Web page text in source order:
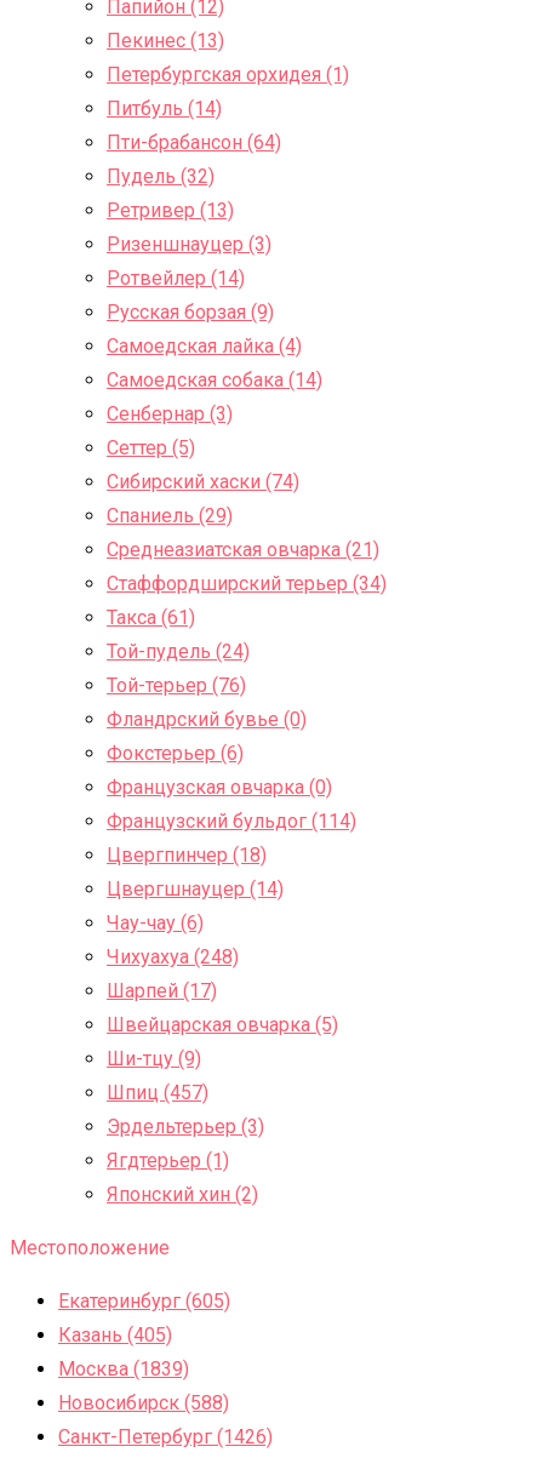
Папийон (12)
Пекинес (13)
Петербургская орхидея (1)
Питбуль (14)
Пти-брабансон (64)
Пудель (32)
Ретривер (13)
Ризеншнауцер (3)
Ротвейлер (14)
Русская борзая (9)
Самоедская лайка (4)
Самоедская собака (14)
Сенбернар (3)
Сеттер (5)
Сибирский хаски (74)
Спаниель (29)
Среднеазиатская овчарка (21)
Стаффордширский терьер (34)
Такса (61)
Той-пудель (24)
Той-терьер (76)
Фландрский бувье (0)
Фокстерьер (6)
Французская овчарка (0)
Французский бульдог (114)
Цвергпинчер (18)
Цвергшнауцер (14)
Чау-чау (6)
Чихуахуа (248)
Шарпей (17)
Швейцарская овчарка (5)
Ши-тцу (9)
Шпиц (457)
Эрдельтерьер (3)
Ягдтерьер (1)
Японский хин (2)
Местоположение
Екатеринбург (605)
Казань (405)
Москва (1839)
Новосибирск (588)
Санкт-Петербург (1426)